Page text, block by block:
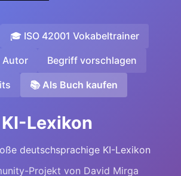
🎓 ISO 42001 Vokabeltrainer
Autor Begriff vorschlagen
📚 Als Buch kaufen
KI-Lexikon
deutschsprachige KI-Lexikon
Projekt von David Mirga